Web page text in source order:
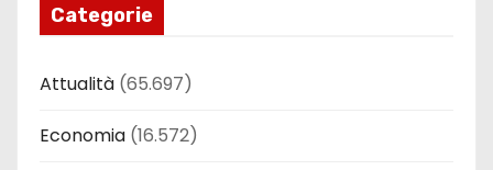
Categorie
Attualità (65.697)
Economia (16.572)